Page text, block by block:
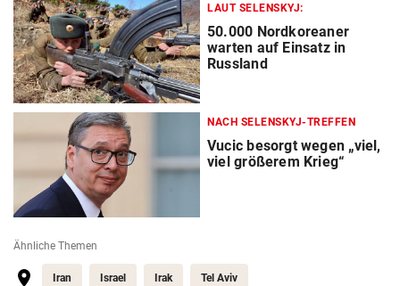
LAUT SELENSKYJ:
50.000 Nordkoreaner
warten auf Einsatz in
Russland
NACH SELENSKYJ-TREFFEN
Vucic besorgt wegen „viel,
viel größerem Krieg“
Ähnliche Themen
Iran Israel Irak Tel Aviv